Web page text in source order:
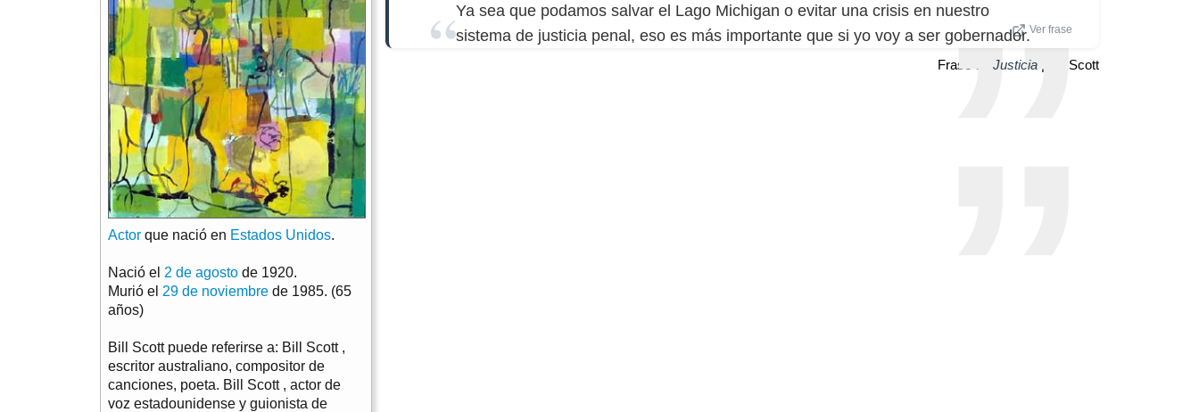
Ya sea que podamos salvar el Lago Michigan o evitar una crisis en nuestro
sistema de justicia penal, eso es más importante que si yo voy a ser gobernador.Ver frase
Frase de Justicia | Bill Scott
Actor que nació en Estados Unidos.
Nació el 2 de agosto de 1920.
Murió el 29 de noviembre de 1985. (65
años)
Bill Scott puede referirse a: Bill Scott ,
escritor australiano, compositor de
canciones, poeta. Bill Scott , actor de
voz estadounidense y guionista de